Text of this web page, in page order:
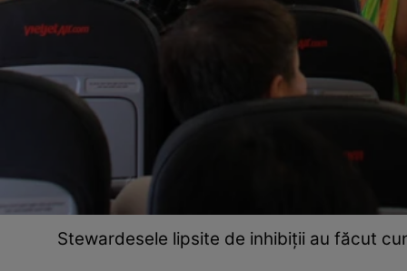
Stewardesele lipsite de inhibiții au făcut